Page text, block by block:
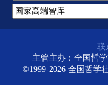
联
主管主办：全国哲
©1999-2026 全国哲学